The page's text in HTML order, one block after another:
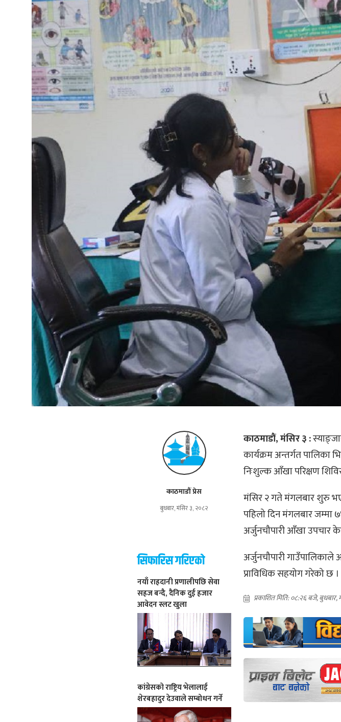
काठमाडौं प्रेस
बुधबार, मंसिर ३, २०८२
सिफारिस गरिएको
नयाँ राहदानी प्रणालीपछि सेवा
सहज बन्दै, दैनिक दुई हजार
आवेदन स्लट खुला
कांग्रेसको राष्ट्रिय भेलालाई
शेरबहादुर देउवाले सम्बोधन गर्ने
काठमाडौं, मंसिर ३ :
कार्यक्रम अन्तर्गत पालिका
निःशुल्क आँखा परिक्षण
मंसिर २ गते मंगलबार शुरु
पहिलो दिन मंगलबार जम्मा
अर्जुनचौपारी आँखा उपचार
अर्जुनचौपारी
प्राविधिक सहयोग गरेको छ ।
प्रकाशित मिति: ०८:२६ बजे, बुधबार,